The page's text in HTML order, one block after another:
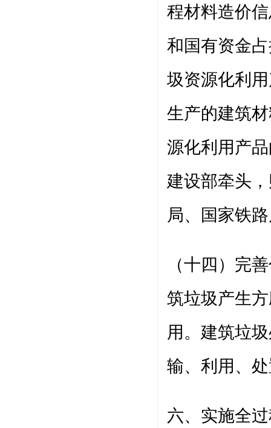
程材料造价
和国有资金
圾资源化利
生产的建筑
源化利用产
建设部牵头
局、国家铁
（十四）完
筑垃圾产生
用。建筑垃
输、利用、
六、实施全